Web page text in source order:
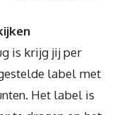
is krijg jij per
label met
Het label is